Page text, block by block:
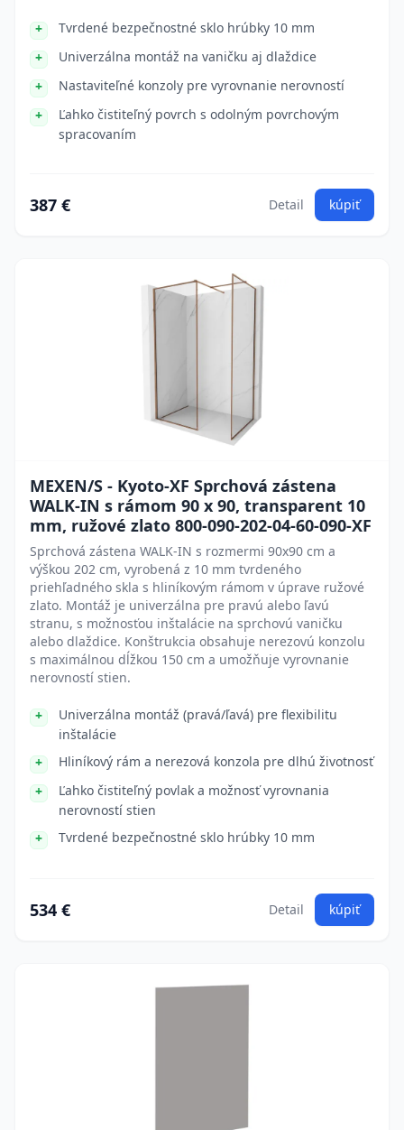
Tvrdené bezpečnostné sklo hrúbky 10 mm
Univerzálna montáž na vaničku aj dlaždice
Nastaviteľné konzoly pre vyrovnanie nerovností
Ľahko čistiteľný povrch s odolným povrchovým
spracovaním
387 € Detail kúpiť
MEXEN/S - Kyoto-XF Sprchová zástena
WALK-IN s rámom 90 x 90, transparent 10
mm, ružové zlato 800-090-202-04-60-090-XF
Sprchová zástena WALK-IN s rozmermi 90x90 cm a
výškou 202 cm, vyrobená z 10 mm tvrdeného
priehľadného skla s hliníkovým rámom v úprave ružové
zlato. Montáž je univerzálna pre pravú alebo ľavú
stranu, s možnosťou inštalácie na sprchovú vaničku
alebo dlaždice. Konštrukcia obsahuje nerezovú konzolu
s maximálnou dĺžkou 150 cm a umožňuje vyrovnanie
nerovností stien.
Univerzálna montáž (pravá/ľavá) pre flexibilitu
inštalácie
Hliníkový rám a nerezová konzola pre dlhú životnosť
Ľahko čistiteľný povlak a možnosť vyrovnania
nerovností stien
Tvrdené bezpečnostné sklo hrúbky 10 mm
534 € Detail kúpiť